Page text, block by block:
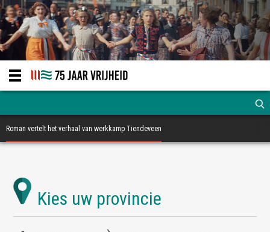
Roman vertelt het verhaal van werkkamp Tiendeveen